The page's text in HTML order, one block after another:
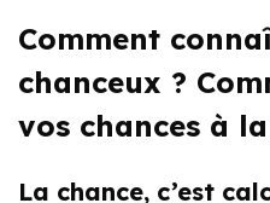
Comment
chanceux ?
vos chances à
La chance, c’est